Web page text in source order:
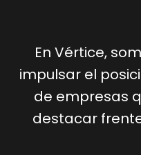
En Vértice,
impulsar el
de empresas
destacar